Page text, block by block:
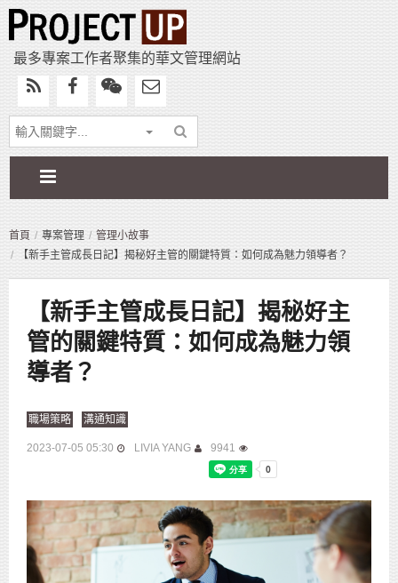
最多專案工作者聚集的華文管理網站
首頁 專案管理
管理小故事
【新手主管成長日記】揭秘好主管的關鍵特質：如何成為魅力領導者？
【新手主管成長日記】揭秘好主
管的關鍵特質：如何成為魅力領
導者？
職場策略 溝通知識
2023-07-05 05:30 LIVIA YANG 9941